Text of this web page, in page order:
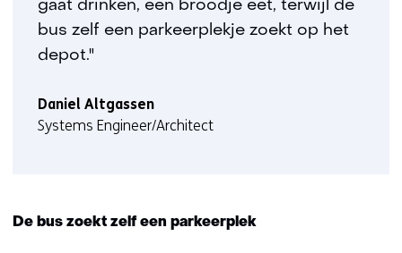
gaat drinken, een broodje eet, terwijl de
bus zelf een parkeerplekje zoekt op het
depot."
Daniel Altgassen
Systems Engineer/Architect
De bus zoekt zelf een parkeerplek